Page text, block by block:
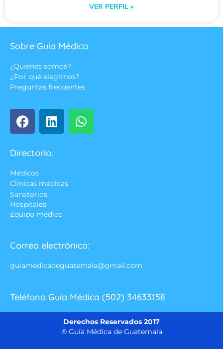
VER PERFIL »
Sobre Guía Médica
¿Quienes somos?
¿Por qué elegirnos?
Preguntas frecuentes
Directorio:
Médicos
Clínicas médicas
Sanatorios
Hospitales
Equipo médico
Correo electrónico:
guiamedicadeguatemala@gmail.com
Teléfono Guía Médica (502) 34633158
Derechos Reservados 2017
® Guía Médica de Guatemala